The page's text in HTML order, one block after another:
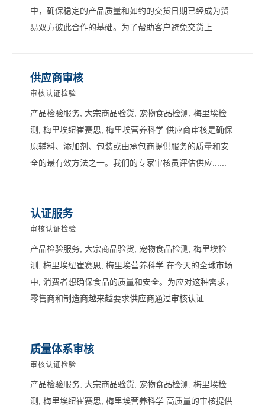
中，确保稳定的产品质量和如约的交货日期已经成为贸
易双方彼此合作的基础。为了帮助客户避免交货上......
供应商审核
审核认证检验
产品检验服务, 大宗商品验货, 宠物食品检测, 梅里埃检
测, 梅里埃纽崔赛思, 梅里埃营养科学 供应商审核是确保
原辅料、添加剂、包装或由承包商提供服务的质量和安
全的最有效方法之一。我们的专家审核员评估供应......
认证服务
审核认证检验
产品检验服务, 大宗商品验货, 宠物食品检测, 梅里埃检
测, 梅里埃纽崔赛思, 梅里埃营养科学 在今天的全球市场
中, 消费者想确保食品的质量和安全。为应对这种需求，
零售商和制造商越来越要求供应商通过审核认证......
质量体系审核
审核认证检验
产品检验服务, 大宗商品验货, 宠物食品检测, 梅里埃检
测, 梅里埃纽崔赛思, 梅里埃营养科学 高质量的审核提供